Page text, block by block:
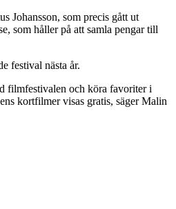
Johansson, som precis gått ut
som håller på att samla pengar till
festival nästa år.
filmfestivalen och köra favoriter i
kortfilmer visas gratis, säger Malin